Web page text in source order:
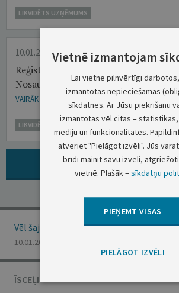
LIKVIDĒTS UZŅĒMUMS
10.01.2025.
Reģistrācijas numurs: 49003001870
Nosaukums: Kooperatīvā sabiedrība
VAIRĀK
LIKVIDĒTS UZŅĒMUMS
ARHĪVS: VISI PAZIŅOJUMI ŠAJĀ
Vēl šajā numurā
10.01.2025., Nr. 7
ĪSCEĻI
Vietnē izmantojam
Lai vietne pilnvērtīgi
izmantotas nepieciešamās
sīkdatnes. Ar Jūsu piekrišanu
izmantotas vēl citas –
mediju un funkcionalitātes.
atveriet "Pielāgot izvēli". Jūs
brīdī mainīt savu izvēli,
vietnē. Plašāk –sīkdatņu
PIEŅEMT VISAS
PIELĀGOT IZVĒLI